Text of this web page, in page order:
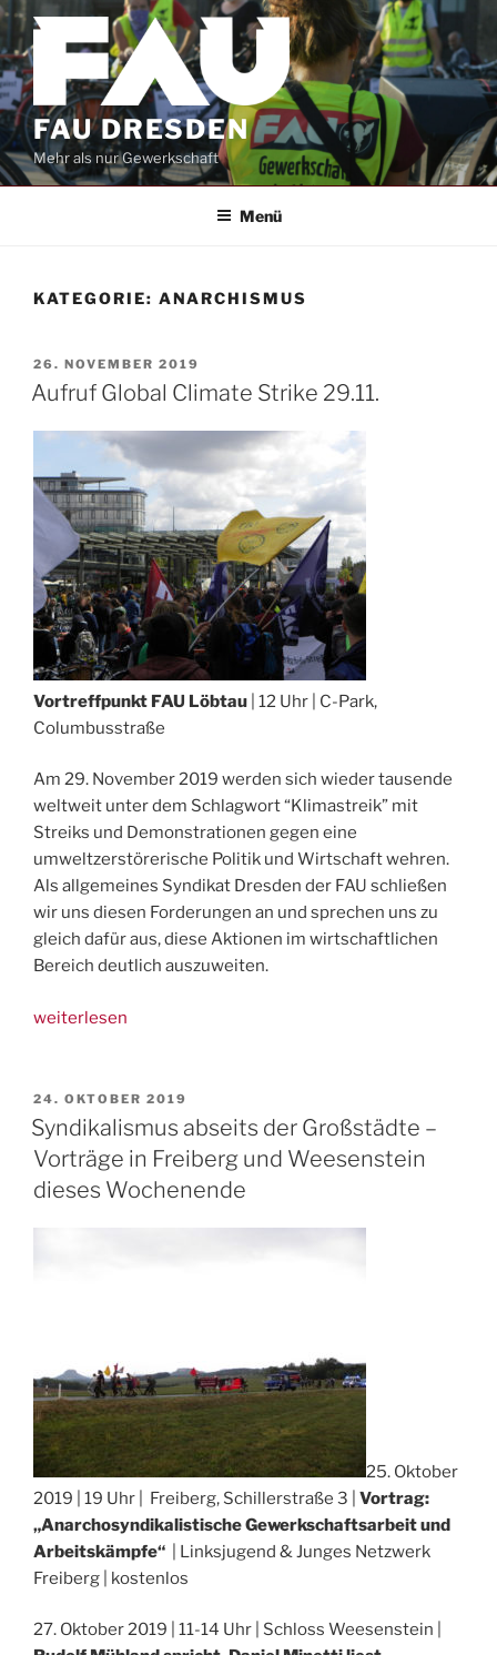
Zum
Inhalt
springen
FAU DRESDEN
Mehr als nur Gewerkschaft
Menü
KATEGORIE: ANARCHISMUS
VERÖFFENTLICHT
AM
26. NOVEMBER 2019
Aufruf Global Climate Strike 29.11.
Vortreffpunkt FAU Löbtau | 12 Uhr | C-Park,
Columbusstraße
Am 29. November 2019 werden sich wieder tausende
weltweit unter dem Schlagwort “Klimastreik” mit
Streiks und Demonstrationen gegen eine
umweltzerstörerische Politik und Wirtschaft wehren.
Als allgemeines Syndikat Dresden der FAU schließen
wir uns diesen Forderungen an und sprechen uns zu
gleich dafür aus, diese Aktionen im wirtschaftlichen
Bereich deutlich auszuweiten.
„Aufruf
Strike
29.11.“
weiterlesen
VERÖFFENTLICHT
AM
24. OKTOBER 2019
Syndikalismus abseits der Großstädte –
Vorträge in Freiberg und Weesenstein
dieses Wochenende
25. Oktober
2019 | 19 Uhr | Freiberg, Schillerstraße 3 | Vortrag:
„Anarchosyndikalistische Gewerkschaftsarbeit und
Arbeitskämpfe“
| Linksjugend & Junges Netzwerk
Freiberg | kostenlos
27. Oktober 2019 | 11-14 Uhr | Schloss Weesenstein |